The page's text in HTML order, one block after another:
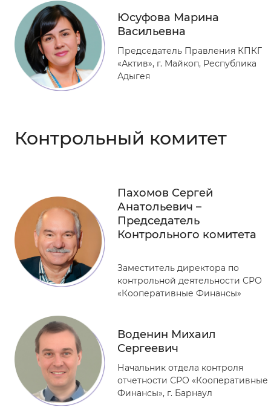
Юсуфова Марина
Васильевна
Председатель Правления КПКГ
«Актив», г. Майкоп, Республика
Адыгея
Контрольный комитет
Пахомов Сергей
Анатольевич –
Председатель
Контрольного комитета
Заместитель директора по
контрольной деятельности СРО
«Кооперативные Финансы»
Воденин Михаил
Сергеевич
Начальник отдела контроля
отчетности СРО «Кооперативные
Финансы», г. Барнаул